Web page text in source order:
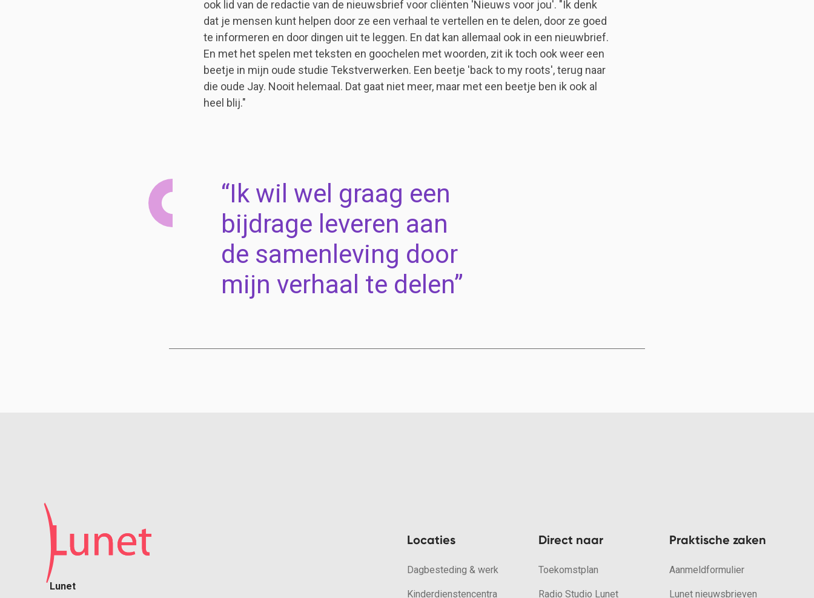
ook lid van de redactie van de nieuwsbrief voor cliënten 'Nieuws voor jou'. "Ik denk
dat je mensen kunt helpen door ze een verhaal te vertellen en te delen, door ze goed
te informeren en door dingen uit te leggen. En dat kan allemaal ook in een nieuwbrief.
En met het spelen met teksten en goochelen met woorden, zit ik toch ook weer een
beetje in mijn oude studie Tekstverwerken. Een beetje 'back to my roots', terug naar
die oude Jay. Nooit helemaal. Dat gaat niet meer, maar met een beetje ben ik ook al
heel blij."
Ik wil wel graag een
bijdrage leveren aan
de samenleving door
mijn verhaal te delen
Lunet
Locaties
Dagbesteding & werk
Kinderdienstencentra
Direct naar
Toekomstplan
Radio Studio Lunet
Praktische zaken
Aanmeldformulier
Lunet nieuwsbrieven